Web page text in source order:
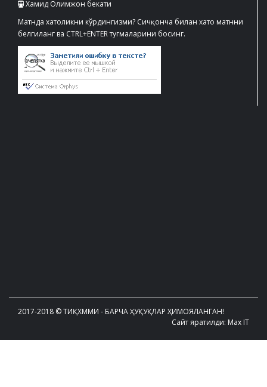
Хамид Олимжон бекати
Матнда хатоликни кўрдингизми? Сичқонча билан хато матнни
белгиланг ва CTRL+ENTER тугмаларини босинг.
2017-2018 © ТИҚХММИ - БАРЧА ҲУҚУҚЛАР ҲИМОЯЛАНГАН!
Сайт яратилди: Max IT